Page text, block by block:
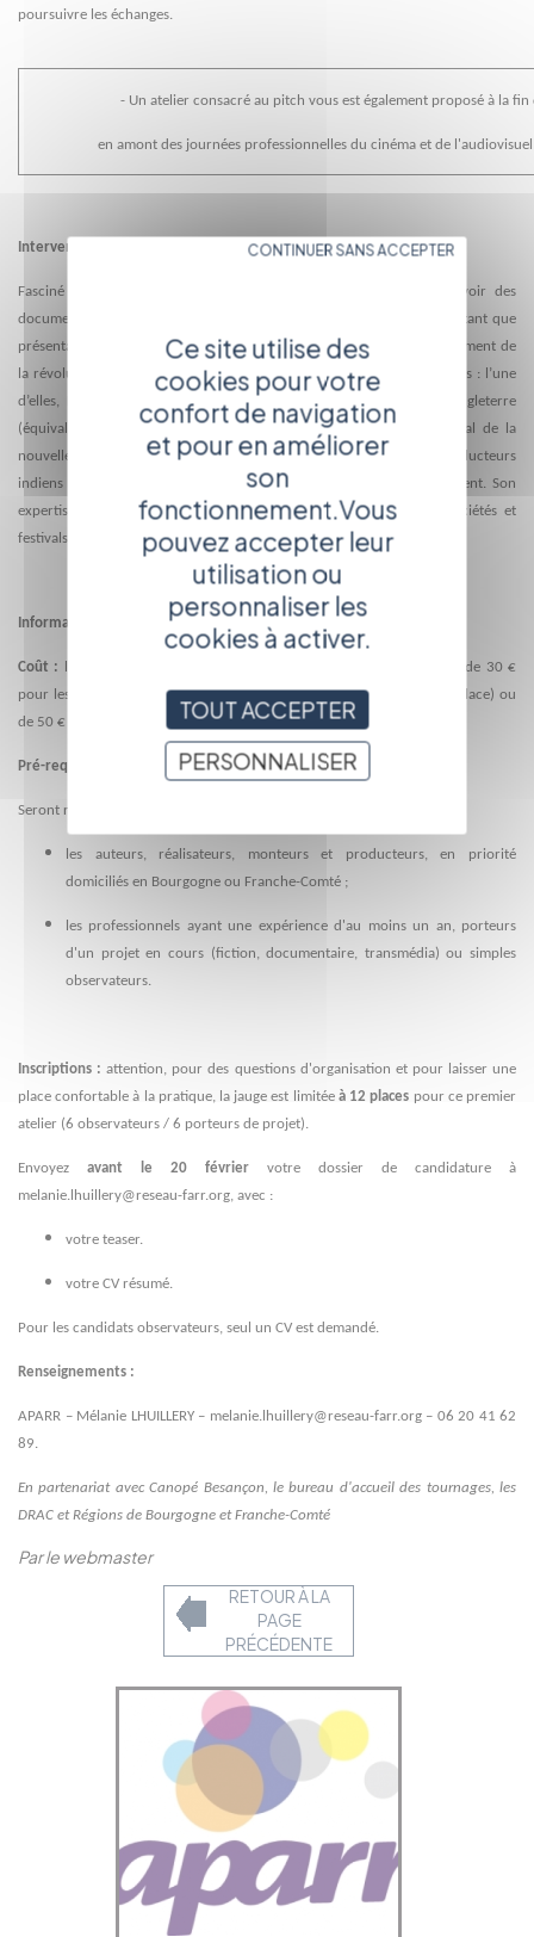
poursuivre les échanges.
- Un atelier consacré au pitch vous est également proposé à la fin
en amont des journées professionnelles du cinéma et de
Intervenant : Nick Ware
Fasciné par les nouvelles façons de financer, distribuer et concevoir des
documentaires, Nick Ware a démarré sa carrière à la BBC, d’abord en tant que
présentateur et producteur radio, puis du côté de la télévision au moment de
la révolution numérique. Il a travaillé sur le lancement de deux chaînes : l’une
d’elles, BBC 4, est maintenant la principale chaîne culturelle en Angleterre
(équivalente à Arte en France). Nick est aussi directeur international de la
nouvelle Indian Documentary Foundation qui vise à soutenir les producteurs
indiens à travers la formation et des bourses d’aides au développement. Son
expertise le conduit à faire du consulting pour de nombreuses sociétés et
festivals à travers le monde.
Informations pratiques
Coût :
le coût de l'atelier, hors frais de déplacement et de repas, est de 30 €
pour les adhérents de l'APARR (formulaire d'adhésion à remplir sur place) ou
de 50 € pour les non adhérents.
Pré-requis :
Seront retenus parmi les participants :
les auteurs, réalisateurs, monteurs et producteurs, en priorité
domiciliés en Bourgogne ou Franche-Comté ;
les professionnels ayant une expérience d'au moins un an, porteurs
d'un projet en cours (fiction, documentaire, transmédia) ou simples
observateurs.
Inscriptions :attention, pour des questions d'organisation et pour laisser une
place confortable à la pratique, la jauge est limitée à 12 places pour ce premier
atelier (6 observateurs / 6 porteurs de projet).
Envoyez avant le 20 février votre dossier de candidature à
melanie.lhuillery@reseau-farr.org, avec :
votre teaser.
votre CV résumé.
Pour les candidats observateurs, seul un CV est demandé.
Renseignements :
APARR – Mélanie LHUILLERY – melanie.lhuillery@reseau-farr.org – 06 20 41 62
89.
En partenariat avec Canopé Besançon, le bureau d'accueil des tournages, les
DRAC et Régions de Bourgogne et Franche-Comté
Par le webmaster
RETOUR À LA
PAGE
PRÉCÉDENTE
Ce site utilise des
cookies pour votre
confort de navigation
et pour en améliorer
son
fonctionnement.Vous
pouvez accepter leur
utilisation ou
personnaliser les
cookies à activer.
TOUT ACCEPTER
CONTINUER SANS ACCEPTER
PERSONNALISER